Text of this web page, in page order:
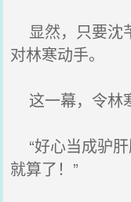
显然，只要沈
对林寒动手。
这一幕，令林
“好心当成驴
就算了！”